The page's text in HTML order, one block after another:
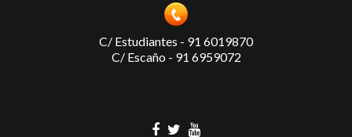
C/ Estudiantes - 91 6019870
C/ Escaño - 91 6959072